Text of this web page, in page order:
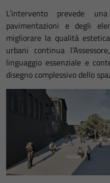
L’intervento prevede
pavimentazioni e degli
migliorare la qualità
urbani continua
linguaggio essenziale e
disegno complessivo dello